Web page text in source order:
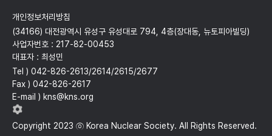
개인정보처리방침
(34166) 대전광역시 유성구 유성대로 794, 4층(장대동, 뉴토피아빌딩)
사업자번호 : 217-82-00453
대표자 : 최성민
Tel ) 042-826-2613/2614/2615/2677
Fax ) 042-826-2617
E-mail ) kns@kns.org
Copyright 2023 ⓒ Korea Nuclear Society. All Rights Reserved.